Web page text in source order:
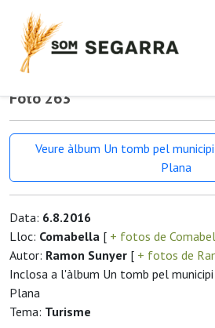
Foto 263
Veure àlbum Un tomb pel
Plana
Data: 6.8.2016
Lloc: Comabella [ + fotos de
Autor: Ramon Sunyer [ + fotos de
Inclosa a l'àlbum Un tomb pel
Plana
Tema: Turisme